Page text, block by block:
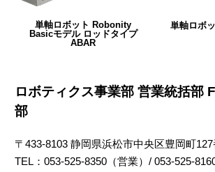
単軸ロボット Robonity
Basicモデル ロッドタイプ
ABAR
単軸ロボ
ロボティクス事業部 営業統括部
部
〒433-8103 静岡県浜松市中央区豊岡町
TEL：053-525-8350（営業）/ 053-525-